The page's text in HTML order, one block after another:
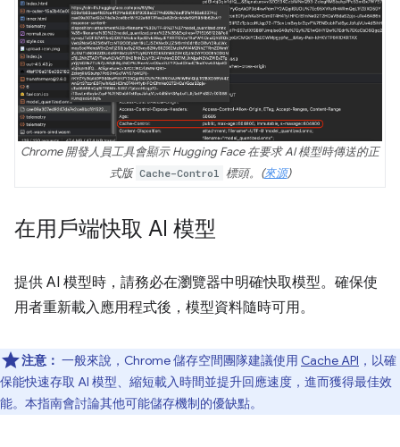
Chrome 開發人員工具會顯示 Hugging Face 在要求 AI 模型時傳送的正
式版 Cache-Control 標頭。(來源)
在用戶端快取 AI 模型
提供 AI 模型時，請務必在瀏覽器中明確快取模型。確保使
用者重新載入應用程式後，模型資料隨時可用。
注意： 一般來說，Chrome 儲存空間團隊建議使用 Cache API ，以確
保能快速存取 AI 模型、縮短載入時間並提升回應速度，進而獲得最佳效
能。本指南會討論其他可能儲存機制的優缺點。